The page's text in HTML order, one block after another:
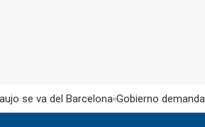
se va del Barcelona Gobierno